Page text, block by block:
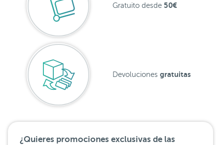
Gratuito desde 50€
Devoluciones gratuitas
¿Quieres promociones exclusivas de las